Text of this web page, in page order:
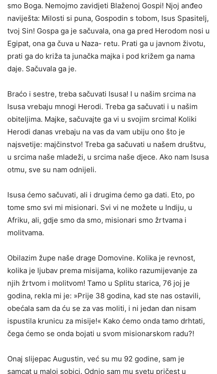
smo Boga. Nemojmo zavidjeti Blaženoj Gospi! Njoj anđeo
naviješta: Milosti si puna, Gospodin s tobom, Isus Spasitelj,
tvoj Sin! Gospa ga je sačuvala, ona ga pred Herodom nosi u
Egipat, ona ga čuva u Naza- retu. Prati ga u javnom životu,
prati ga do križa ta junačka majka i pod križem ga nama
daje. Sačuvala ga je.
Braćo i sestre, treba sačuvati Isusa! I u našim srcima na
Isusa vrebaju mnogi Herodi. Treba ga sačuvati i u našim
obiteljima. Maj­ke, sačuvajte ga vi u svojim srcima! Koliki
Herodi danas vrebaju na vas da vam ubiju ono što je
najsvetije: majčinstvo! Treba ga sačuvati u našem društvu,
u srcima naše mladeži, u srcima naše djece. Ako nam Isusa
otmu, sve su nam odnijeli.
Isusa ćemo sačuvati, ali i drugima ćemo ga dati. Eto, po
tome smo svi mi misionari. Svi vi ne možete u Indiju, u
Afriku, ali, gdje smo da smo, misionari smo žrtvama i
molitvama.
Obilazim župe naše drage Domovine. Kolika je revnost,
kolika je ljubav prema misijama, koliko razumijevanje za
njih žrtvom i molitvom! Tamo u Splitu starica, 76 joj je
godina, rekla mi je: »Prije 38 godina, kad ste nas ostavili,
obećala sam da ću se za vas moliti, i ni jedan dan nisam
ispustila krunicu za misije!« Kako ćemo onda tamo drhtati,
čega ćemo se onda bojati u svom misionarskom radu?!
Onaj slijepac Augustin, već su mu 92 godine, sam je
samcat u maloj sobici. Odnio sam mu svetu pričest u